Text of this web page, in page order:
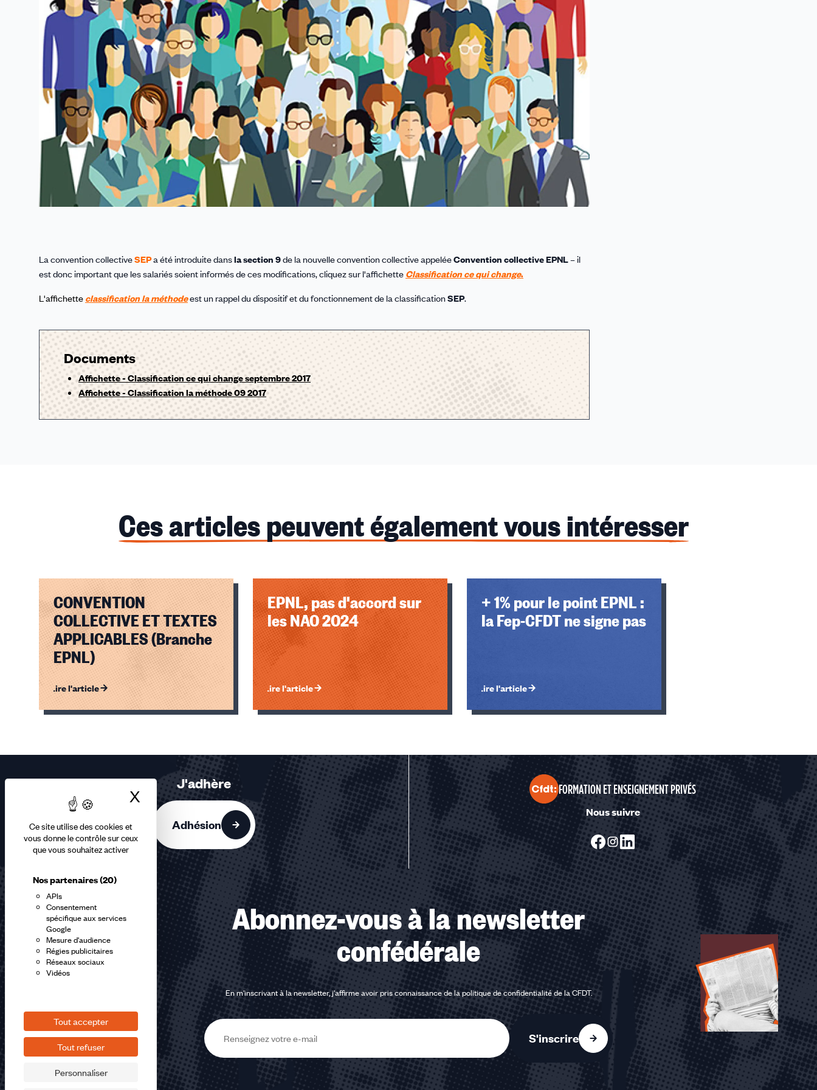
Ce site utilise des cookies et
vous donne le contrôle sur ceux
que vous souhaitez activer
Nos partenaires(20)
APIs
Consentement
spécifique aux services
Google
Mesure d'audience
Régies publicitaires
Réseaux sociaux
Vidéos
Tout accepter
Tout refuser
Personnaliser
X Masquer le bandeau des cookies
La convention collectiveSEPa été introduite dansla section 9de la nouvelle convention collective appeléeConvention collective EPNL –il
est donc important que les salariés soient informés de ces modifications, cliquez sur l'affichette Classification ce qui change.
L'affichette classification la méthodeest un rappel du dispositif et du fonctionnement de la classificationSEP.
Documents
Affichette - Classification ce qui change septembre 2017
Affichette - Classification la méthode 09 2017
Ces articles peuvent également vous intéresser
CONVENTION
COLLECTIVE ET TEXTES
APPLICABLES (Branche
EPNL)
Lire l'article
EPNL, pas d'accord sur
les NAO 2024
Lire l'article
+ 1% pour le point EPNL :
la Fep-CFDT ne signe pas
Lire l'article
Éléments
sur
accessibles
J'adhère
Adhésion
FORMATION ET ENSEIGNEMENT PRIVÉS
Nous suivre
Abonnez-vous à la newsletter
confédérale
En m'inscrivant à la newsletter, j'affirme avoir pris connaissance de lapolitique de confidentialité de la CFDT.
E-
mail
S'inscrire